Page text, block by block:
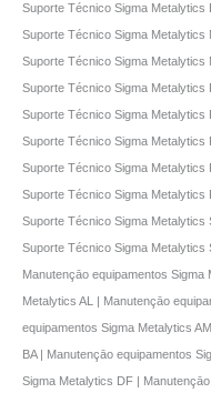
Suporte Técnico Sigma
Suporte Técnico Sigma Metalytics
Suporte Técnico Sigma
Suporte Técnico Sigma Metalytics
Suporte Técnico Sigma Metalytics
Suporte Técnico Sigma
Suporte Técnico Sigma
Suporte Técnico Sigma
Suporte Técnico Sigma Metalytics
Suporte Técnico Sigma
Manutençāo equipamentos
Metalytics AL | Manutençāo
equipamentos Sigma Metalytics
BA | Manutençāo equipamentos
Sigma Metalytics DF |